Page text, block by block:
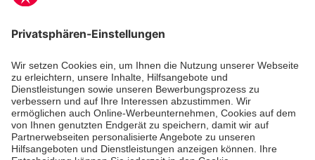
Zertifizierung der Johanniter-Unfall-Hilfe e.V.
Die Johanniter GmbH führt das Spendenzertifikat
des Deutschen Spendenrats e.V.